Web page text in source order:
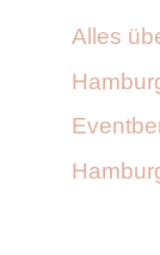
Alles